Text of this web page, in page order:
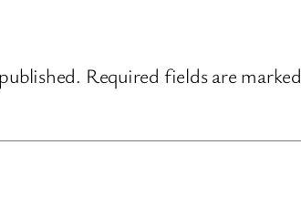
Required fields are marked